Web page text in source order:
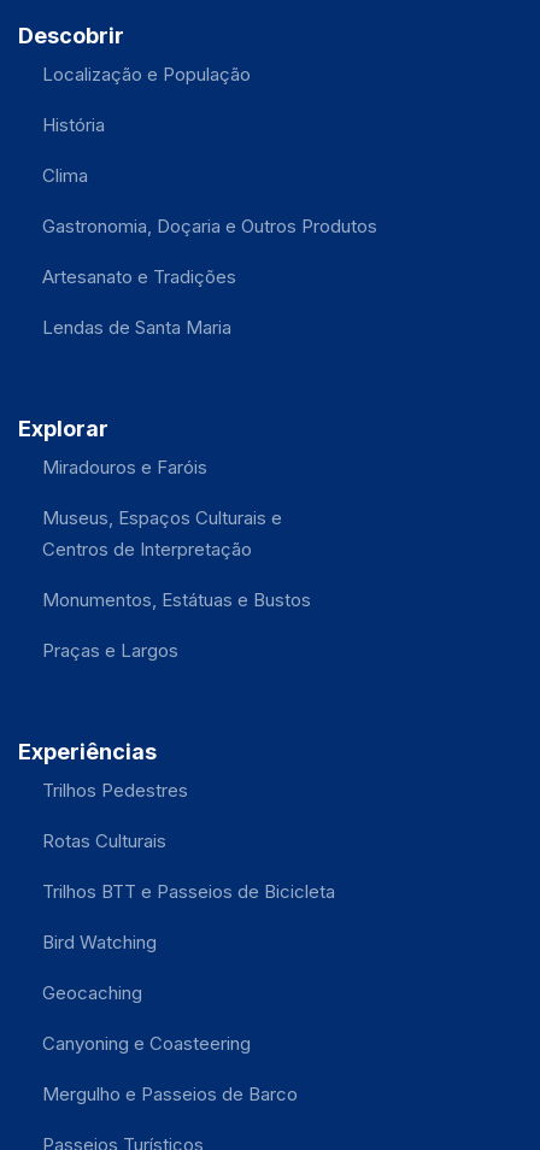
Descobrir
Localização e População
História
Clima
Gastronomia, Doçaria e Outros Produtos
Artesanato e Tradições
Lendas de Santa Maria
Explorar
Miradouros e Faróis
Museus, Espaços Culturais e
Centros de Interpretação
Monumentos, Estátuas e Bustos
Praças e Largos
Experiências
Trilhos Pedestres
Rotas Culturais
Trilhos BTT e Passeios de Bicicleta
Bird Watching
Geocaching
Canyoning e Coasteering
Mergulho e Passeios de Barco
Passeios Turísticos